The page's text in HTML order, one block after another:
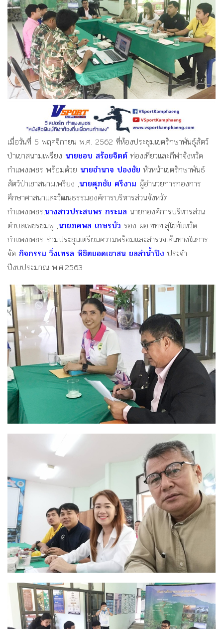
เมื่อวันที่ 5 พฤศจิกายน พ.ศ. 2562 ที่ห้องประชุมเขตรักษาพันธุ์สัตว์
ป่าเขาสนามเพรียง นายชอบ สร้อยจิตต์ ท่องเที่ยวและกีฬาจังหวัด
กำแพงเพชร พร้อมด้วย นายอำนาจ ปองชัย หัวหน้าเขตรักษาพันธ์
สัตว์ป่าเขาสนามเพรียง ,นายศุภชัย ศรีงาม ผู้อำนวยการกองการ
ศึกษาศาสนาและวัฒนธรรมองค์การบริหารส่วนจังหวัด
กำแพงเพชร,นางสาวประสบพร กระมล นายกองค์การบริหารส่วน
ตำบลเพชรชมพู ,นายภคพล เกษรบัว รอง ผอ.ททท.สุโขทัยหวัด
กำแพงเพชร ร่วมประชุมเตรียมความพร้อมและสำรวจเส้นทางในการ
จัด กิจกรรม วิ่งเทรล พิชิตยอดเขาสน ยลลำน้ำปิง ประจำ
ปีงบประมาณ พ.ศ.2563